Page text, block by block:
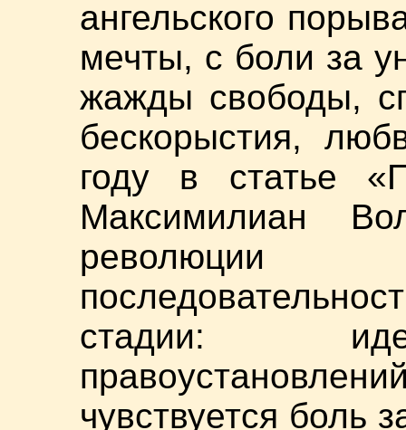
ангельского
мечты, с боли за
жажды свободы,
бескорыстия,
году в статье
Максимилиан
революции
стадии:
чувствуется боль